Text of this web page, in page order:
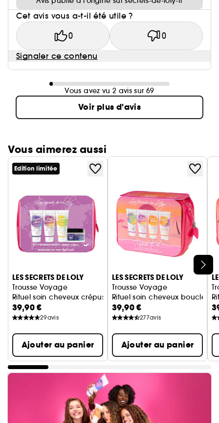
Cet avis vous a-t-il été utile ?
0 0
Signaler ce contenu
Vous avez vu 2 avis sur 69
Voir plus d'avis
Vous aimerez aussi
Edition limitée
LES SECRETS DE LOLY
Trousse Voyage
Rituel soin cheveux crépus
39,90 €
29avis
Ajouter au panier
LES SECRETS DE LOLY
Trousse Voyage
Rituel soin cheveux bouclés
39,90 €
277avis
Ajouter au panier